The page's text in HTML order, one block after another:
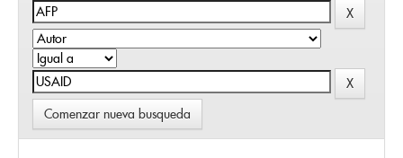
Comenzar nueva busqueda